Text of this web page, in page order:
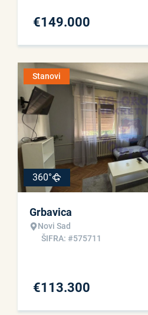
€149.000
Stanovi
360°
Grbavica
Novi Sad
ŠIFRA: #575711
€113.300